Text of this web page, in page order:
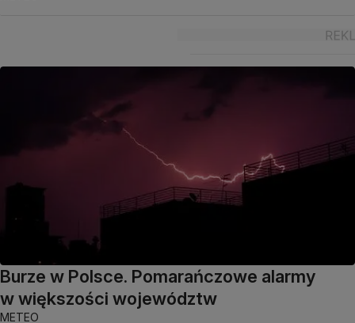
Burze w Polsce. Pomarańczowe alarmy
w większości województw
METEO